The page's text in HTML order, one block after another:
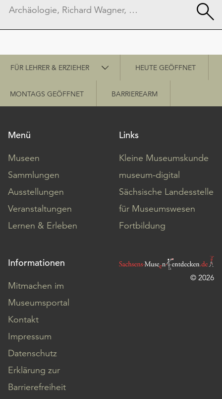
Schnellzugriff
FÜR LEHRER & ERZIEHER HEUTE GEÖFFNET
MONTAGS GEÖFFNET BARRIEREARM
Menü
Museen
Sammlungen
Ausstellungen
Veranstaltungen
Lernen & Erleben
Links
Kleine Museumskunde
museum-digital
Sächsische Landesstelle
für Museumswesen
Fortbildung
Informationen
Mitmachen im
Museumsportal
Kontakt
Impressum
Datenschutz
Erklärung zur
Barrierefreiheit
© 2026